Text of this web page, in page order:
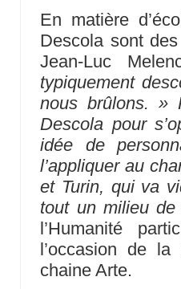
En matière
Descola sont
Jean-Luc
typiquement
nous brûlons. »
Descola pour
idée de
l’appliquer au
et Turin, qui va
tout un milieu
l’Humanité
l’occasion de
chaine Arte.